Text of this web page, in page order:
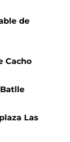
de
Cacho
Las